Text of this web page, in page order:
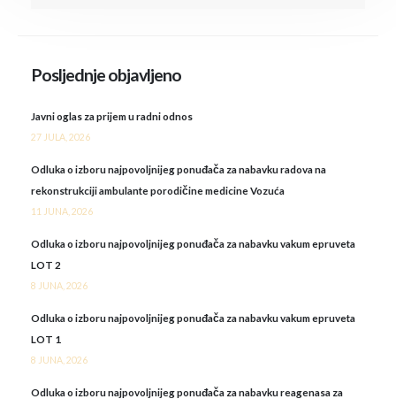
Posljednje objavljeno
Javni oglas za prijem u radni odnos
27 JULA, 2026
Odluka o izboru najpovoljnijeg ponuđača za nabavku radova na
rekonstrukciji ambulante porodičine medicine Vozuća
11 JUNA, 2026
Odluka o izboru najpovoljnijeg ponuđača za nabavku vakum epruveta
LOT 2
8 JUNA, 2026
Odluka o izboru najpovoljnijeg ponuđača za nabavku vakum epruveta
LOT 1
8 JUNA, 2026
Odluka o izboru najpovoljnijeg ponuđača za nabavku reagenasa za